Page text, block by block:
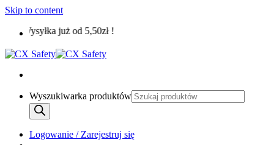
Skip to content
Wysyłka już od 5,50zł !
Wyszukiwarka produktów
Logowanie / Zarejestruj się